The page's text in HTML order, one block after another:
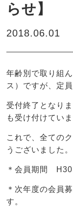
らせ】
2018.06.01
年齢別で取り組
ス）ですが、定
受付終了となり
も受け付けてい
これで、全ての
うございました。
＊会員期間
＊次年度の会員
す。